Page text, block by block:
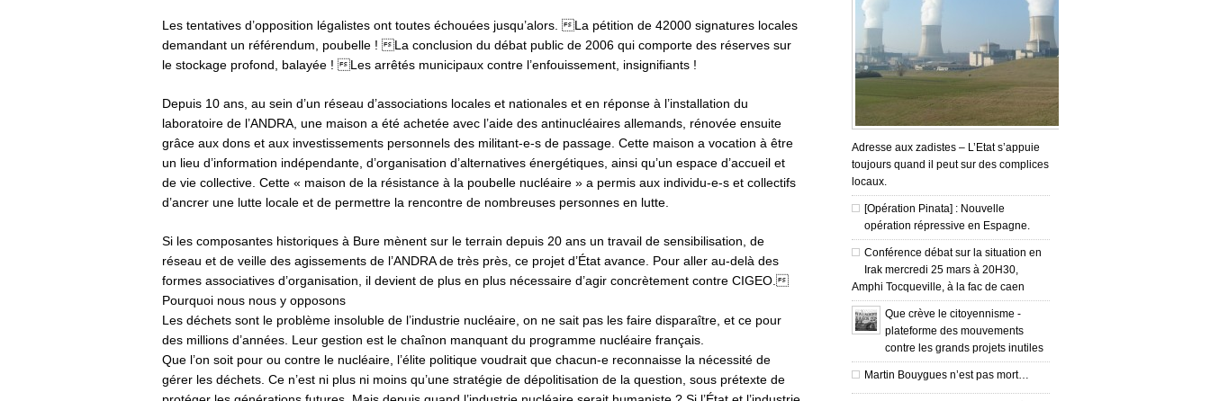
Les tentatives d’opposition légalistes ont toutes échouées jusqu’alors. La pétition de 42000 signatures locales
demandant un référendum, poubelle ! La conclusion du débat public de 2006 qui comporte des réserves sur
le stockage profond, balayée ! Les arrêtés municipaux contre l’enfouissement, insignifiants !
Depuis 10 ans, au sein d’un réseau d’associations locales et nationales et en réponse à l’installation du
laboratoire de l’ANDRA, une maison a été achetée avec l’aide des antinucléaires allemands, rénovée ensuite
grâce aux dons et aux investissements personnels des militant-e-s de passage. Cette maison a vocation à être
un lieu d’information indépendante, d’organisation d’alternatives énergétiques, ainsi qu’un espace d’accueil et
de vie collective. Cette « maison de la résistance à la poubelle nucléaire » a permis aux individu-e-s et collectifs
d’ancrer une lutte locale et de permettre la rencontre de nombreuses personnes en lutte.
Si les composantes historiques à Bure mènent sur le terrain depuis 20 ans un travail de sensibilisation, de
réseau et de veille des agissements de l’ANDRA de très près, ce projet d’État avance. Pour aller au-delà des
formes associatives d’organisation, il devient de plus en plus nécessaire d’agir concrètement contre CIGEO.
Pourquoi nous nous y opposons
Les déchets sont le problème insoluble de l’industrie nucléaire, on ne sait pas les faire disparaître, et ce pour
des millions d’années. Leur gestion est le chaînon manquant du programme nucléaire français.
Que l’on soit pour ou contre le nucléaire, l’élite politique voudrait que chacun-e reconnaisse la nécessité de
gérer les déchets. Ce n’est ni plus ni moins qu’une stratégie de dépolitisation de la question, sous prétexte de
Adresse aux zadistes – L’Etat s’appuie
toujours quand il peut sur des complices
locaux.
[Opération Pinata] : Nouvelle
opération répressive en Espagne.
Conférence débat sur la situation en
Irak mercredi 25 mars à 20H30,
Amphi Tocqueville, à la fac de caen
Que crève le citoyennisme -
plateforme des mouvements
contre les grands projets inutiles
Martin Bouygues n’est pas mort…